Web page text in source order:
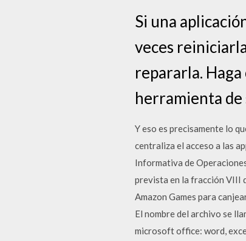
Si una
veces
repararla.
herramienta de
Y eso es precisamente lo
centraliza el acceso a las
Informativa de
prevista en la fracción VIII
Amazon Games para
El nombre del archivo se
microsoft office: word,